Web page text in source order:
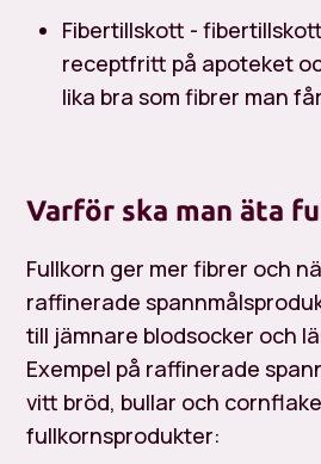
Fibertillskott -
receptfritt på apoteket
lika bra som fibrer man
Varför ska man äta
Fullkorn ger mer fibrer och
raffinerade
till jämnare blodsocker och
Exempel på raffinerade
vitt bröd, bullar och
fullkornsprodukter: